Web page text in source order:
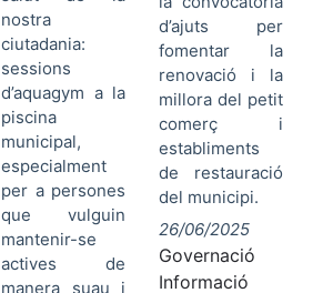
nostra
ciutadania:
sessions
d’aquagym a la
piscina
municipal,
especialment
per a persones
que vulguin
mantenir-se
actives de
manera suau i
d’ajuts per
fomentar la
renovació i la
millora del petit
comerç i
establiments
de restauració
del municipi.
26/06/2025
Governació
Informació